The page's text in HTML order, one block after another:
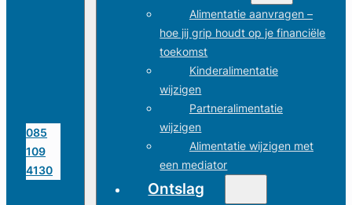
085
109
4130
Alimentatie aanvragen –
hoe jij grip houdt op je financiële
toekomst
Kinderalimentatie
wijzigen
Partneralimentatie
wijzigen
Alimentatie wijzigen met
een mediator
Ontslag